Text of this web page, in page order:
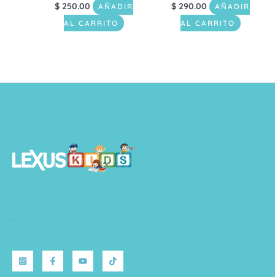
$ 250.00
AÑADIR
AL CARRITO
$ 290.00
AÑADIR
AL CARRITO
.